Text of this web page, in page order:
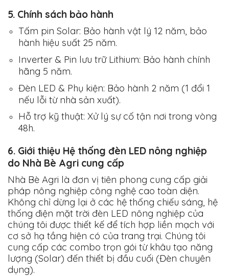
5. Chính sách bảo hành
Tấm pin Solar: Bảo hành vật lý 12 năm, bảo
hành hiệu suất 25 năm.
Inverter & Pin lưu trữ Lithium: Bảo hành chính
hãng 5 năm.
Đèn LED & Phụ kiện: Bảo hành 2 năm (1 đổi 1
nếu lỗi từ nhà sản xuất).
Hỗ trợ kỹ thuật: Xử lý sự cố tận nơi trong vòng
48h.
6. Giới thiệu Hệ thống đèn LED nông nghiệp
do Nhà Bè Agri cung cấp
Nhà Bè Agri là đơn vị tiên phong cung cấp giải
pháp nông nghiệp công nghệ cao toàn diện.
Không chỉ dừng lại ở các hệ thống chiếu sáng, hệ
thống điện mặt trời đèn LED nông nghiệp của
chúng tôi được thiết kế để tích hợp liền mạch với
cơ sở hạ tầng hiện có của trang trại. Chúng tôi
cung cấp các combo trọn gói từ khâu tạo năng
lượng (Solar) đến thiết bị đầu cuối (Đèn chuyên
dụng).